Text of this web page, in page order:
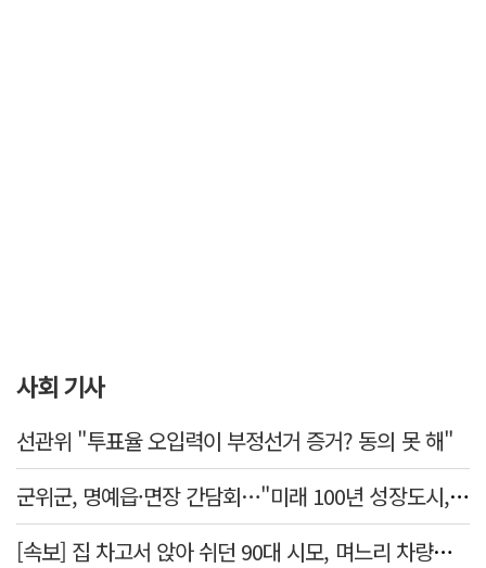
사회 기사
선관위 "투표율 오입력이 부정선거 증거? 동의 못 해"
군위군, 명예읍·면장 간담회…"미래 100년 성장도시, 품격있는 행복도시" 교감
[속보] 집 차고서 앉아 쉬던 90대 시모, 며느리 차량에 치여 사망